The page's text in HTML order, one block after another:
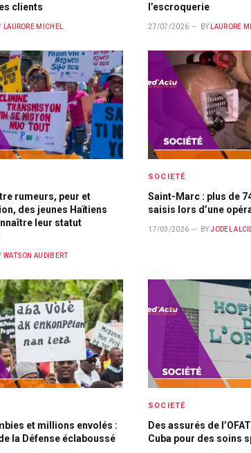
clients
LAURORE MICHEL
l’escroquerie
27/07/2026 BY LAURORE
rumeurs, peur et
des jeunes Haïtiens
leur statut
WATSON AUDIBERT
SOCIETÉ
Saint-Marc : plus de
saisis lors d’une
17/03/2026 BY JODEL
et millions envolés :
la Défense éclaboussé
SOCIETÉ
Des assurés de
Cuba pour des soins